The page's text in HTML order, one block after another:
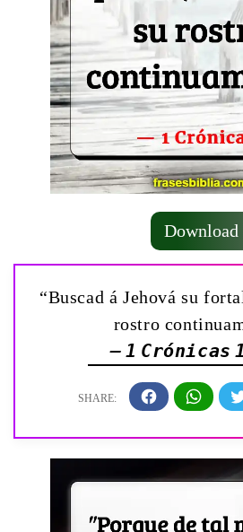
Download
“Buscad á Jehová su
rostro
— 1 Crónicas